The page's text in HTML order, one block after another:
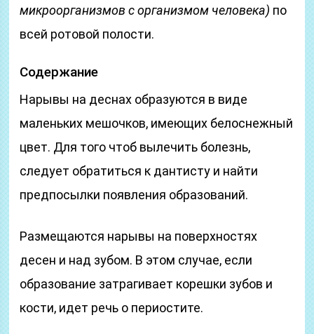
микроорганизмов с организмом человека) по
всей ротовой полости.
Содержание
Нарывы на деснах образуются в виде
маленьких мешочков, имеющих белоснежный
цвет. Для того чтоб вылечить болезнь,
следует обратиться к дантисту и найти
предпосылки появления образований.
Размещаются нарывы на поверхностях
десен и над зубом. В этом случае, если
образование затрагивает корешки зубов и
кости, идет речь о периостите.